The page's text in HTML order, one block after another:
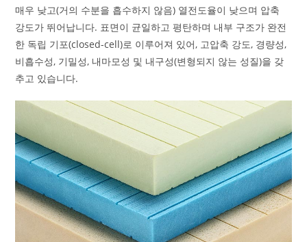
매우 낮고(거의 수분을 흡수하지 않음) 열전도율이 낮으며 압축
강도가 뛰어납니다. 표면이 균일하고 평탄하며 내부 구조가 완전
한 독립 기포(closed-cell)로 이루어져 있어, 고압축 강도, 경량성,
비흡수성, 기밀성, 내마모성 및 내구성(변형되지 않는 성질)을 갖
추고 있습니다.